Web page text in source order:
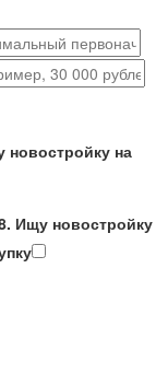
новостройку на
Ищу новостройку